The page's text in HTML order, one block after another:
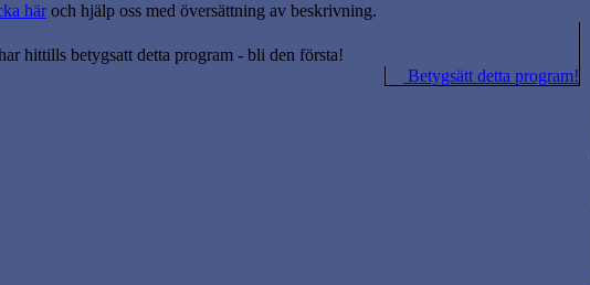
här och hjälp oss med översättning av beskrivning.
hittills betygsatt detta program - bli den första!
Betygsätt detta program!